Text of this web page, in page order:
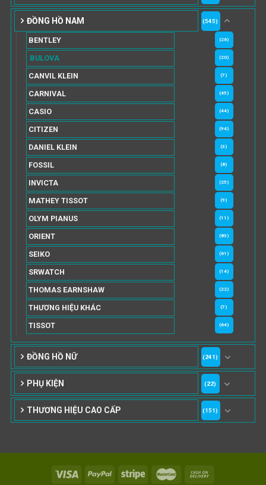
ĐỒNG HỒ NAM (545)
BENTLEY (26)
BULOVA (20)
CANVIL KLEIN (7)
CARNIVAL (45)
CASIO (44)
CITIZEN (94)
DANIEL KLEIN (3)
FOSSIL (8)
INVICTA (25)
MATHEY TISSOT (9)
OLYM PIANUS (11)
ORIENT (83)
SEIKO (61)
SRWATCH (14)
THOMAS EARNSHAW (22)
THƯƠNG HIỆU KHÁC (7)
TISSOT (64)
ĐỒNG HỒ NỮ (241)
PHỤ KIỆN (22)
THƯƠNG HIỆU CAO CẤP (151)